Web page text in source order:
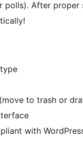
polls). After
to trash or
with